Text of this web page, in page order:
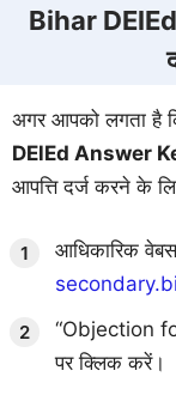
Bihar
अगर आपको लगता है
DElEd Answer
आपत्ति दर्ज करने के
आधिकारिक
“Objection
पर क्लिक करें।